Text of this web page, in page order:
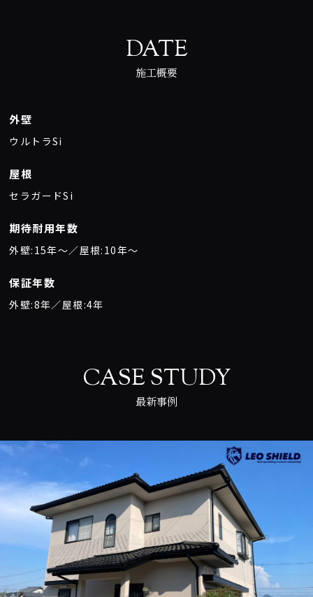
DATE
施工概要
外壁
ウルトラSi
屋根
セラガードSi
期待耐用年数
外壁:15年〜／屋根:10年〜
保証年数
外壁:8年／屋根:4年
CASE STUDY
最新事例